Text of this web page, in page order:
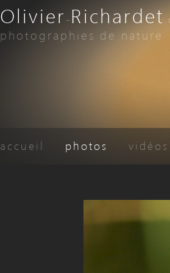
Olivier-Richardet
photographies de nature
accueil photos vidéos